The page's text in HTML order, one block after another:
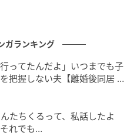
ガランキング
行ってたんだよ」いつまでも子
把握しない夫【離婚後同居 Vo
たちくるって、私話したよ
れでも…